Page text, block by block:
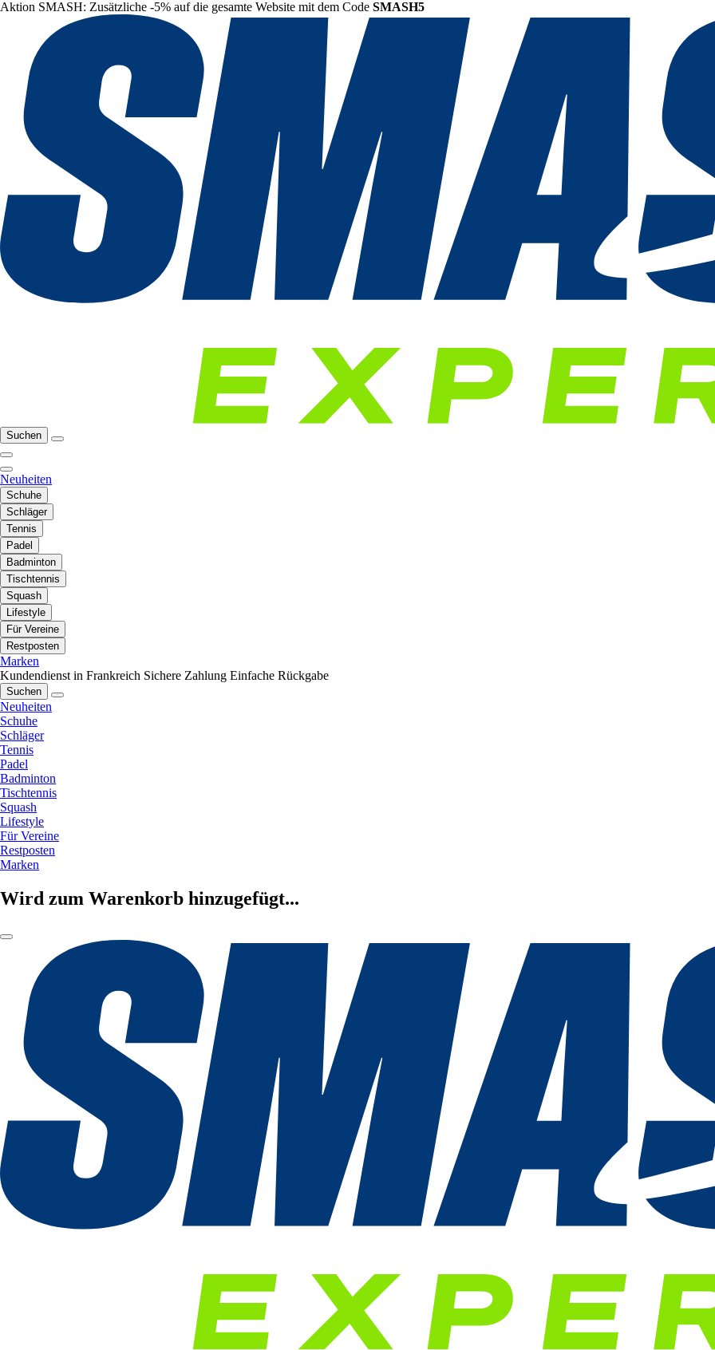
Aktion SMASH: Zusätzliche -5% auf die gesamte Website mit dem Code SMASH5
Suchen
Neuheiten
Schuhe
Schläger
Tennis
Padel
Badminton
Tischtennis
Squash
Lifestyle
Für Vereine
Restposten
Marken
Kundendienst in Frankreich Sichere Zahlung Einfache Rückgabe
Suchen
Neuheiten
Schuhe
Schläger
Tennis
Padel
Badminton
Tischtennis
Squash
Lifestyle
Für Vereine
Restposten
Marken
Wird zum Warenkorb hinzugefügt...